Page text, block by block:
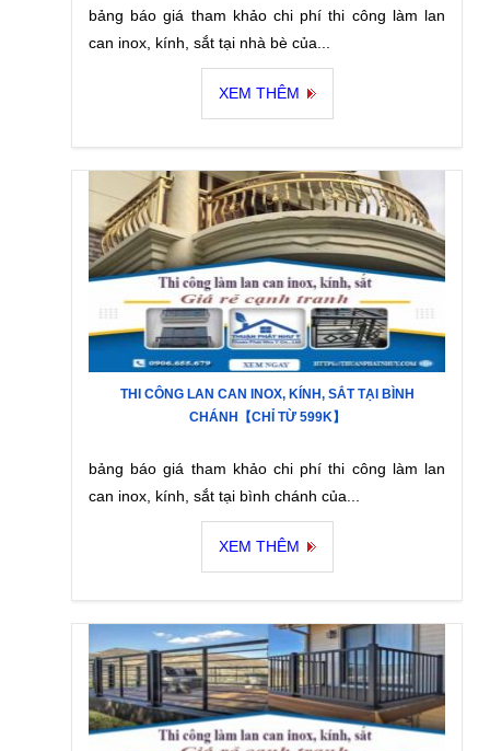
bảng báo giá tham khảo chi phí thi công làm lan
can inox, kính, sắt tại nhà bè của...
XEM THÊM
THI CÔNG LAN CAN INOX, KÍNH, SẮT TẠI BÌNH
CHÁNH【CHỈ TỪ 599K】
bảng báo giá tham khảo chi phí thi công làm lan
can inox, kính, sắt tại bình chánh của...
XEM THÊM